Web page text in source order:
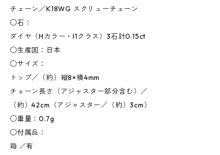
チェーン／K18WG スクリューチェーン
○石：
ダイヤ（Hカラー・I1クラス）3石計0.15ct
○生産国：日本
○サイズ：
トップ／（約）縦8×横4mm
チェーン長さ（アジャスター部分含む）／
（約）42cm（アジャスター／（約）3cm）
○重量：0.7g
○付属品：
箱 ／有